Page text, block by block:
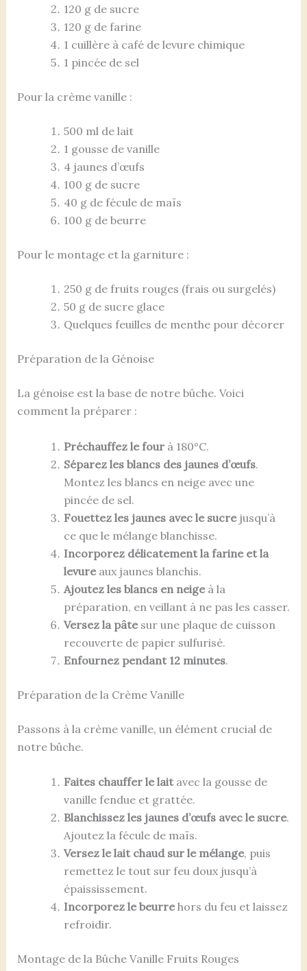
120 g de sucre
120 g de farine
1 cuillère à café de levure chimique
1 pincée de sel
Pour la crème vanille :
500 ml de lait
1 gousse de vanille
4 jaunes d’œufs
100 g de sucre
40 g de fécule de maïs
100 g de beurre
Pour le montage et la garniture :
250 g de fruits rouges (frais ou surgelés)
50 g de sucre glace
Quelques feuilles de menthe pour décorer
Préparation de la Génoise
La génoise est la base de notre bûche. Voici
comment la préparer :
Préchauffez le fourà 180°C.
Séparez les blancs des jaunes d’œufs.
Montez les blancs en neige avec une
pincée de sel.
Fouettez les jaunes avec le sucrejusqu’à
ce que le mélange blanchisse.
Incorporez délicatement la farine et la
levureaux jaunes blanchis.
Ajoutez les blancs en neigeà la
préparation, en veillant à ne pas les casser.
Versez la pâtesur une plaque de cuisson
recouverte de papier sulfurisé.
Enfournez pendant 12 minutes.
Préparation de la Crème Vanille
Passons à la crème vanille, un élément crucial de
notre bûche.
Faites chauffer le laitavec la gousse de
vanille fendue et grattée.
Blanchissez les jaunes d’œufs avec le sucre.
Ajoutez la fécule de maïs.
Versez le lait chaud sur le mélange, puis
remettez le tout sur feu doux jusqu’à
épaississement.
Incorporez le beurrehors du feu et laissez
refroidir.
Montage de la Bûche Vanille Fruits Rouges